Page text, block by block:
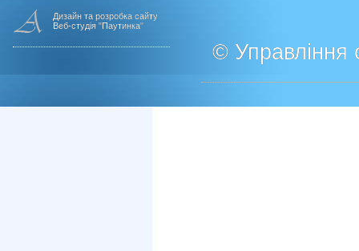
Дизайн та розробка сайту
Веб-студія "Паутинка"
© Управління